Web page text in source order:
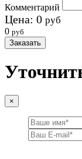
Комментарий
Цена: 0 руб
0 руб
Заказать
×